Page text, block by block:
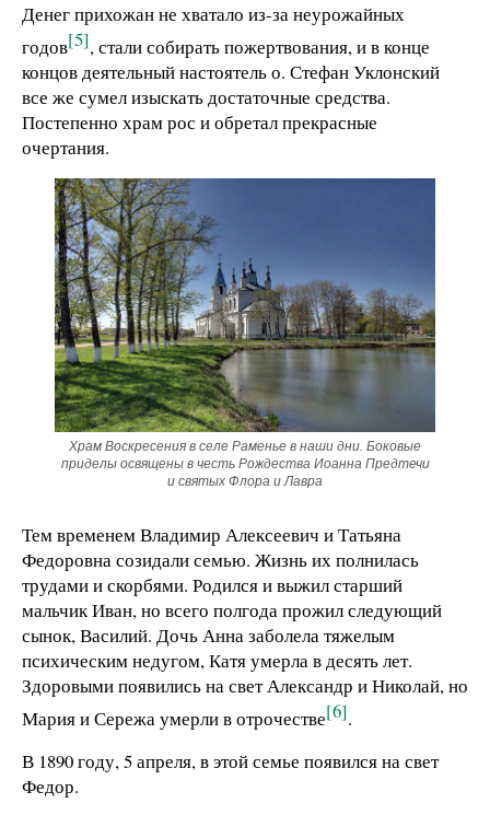
Денег прихожан не хватало из-за неурожайных
годов[5], стали собирать пожертвования, и в конце
концов деятельный настоятель о. Стефан Уклонский
все же сумел изыскать достаточные средства.
Постепенно храм рос и обретал прекрасные
очертания.
Храм Воскресения в селе Раменье в наши дни. Боковые
приделы освящены в честь Рождества Иоанна Предтечи
и святых Флора и Лавра
Тем временем Владимир Алексеевич и Татьяна
Федоровна созидали семью. Жизнь их полнилась
трудами и скорбями. Родился и выжил старший
мальчик Иван, но всего полгода прожил следующий
сынок, Василий. Дочь Анна заболела тяжелым
психическим недугом, Катя умерла в десять лет.
Здоровыми появились на свет Александр и Николай, но
Мария и Сережа умерли в отрочестве[6].
В 1890 году, 5 апреля, в этой семье появился на свет
Федор.